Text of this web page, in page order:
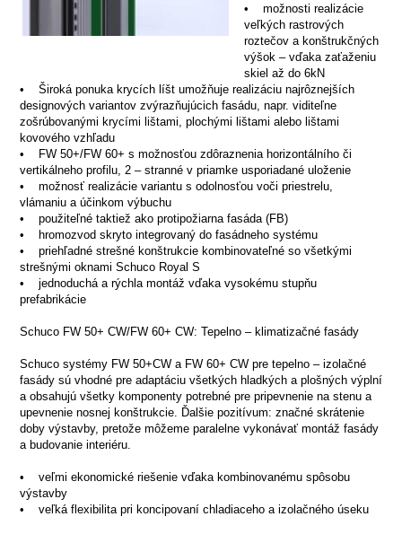
• možnosti realizácie
veľkých rastrových
roztečov a konštrukčných
výšok – vďaka zaťaženiu
skiel až do 6kN
• Široká ponuka krycích líšt umožňuje realizáciu najrôznejších
designových variantov zvýrazňujúcich fasádu, napr. viditeľne
zošrúbovanými krycími lištami, plochými lištami alebo lištami
kovového vzhľadu
• FW 50+/FW 60+ s možnosťou zdôraznenia horizontálního či
vertikálneho profilu, 2 – stranné v priamke usporiadané uloženie
• možnosť realizácie variantu s odolnosťou voči priestrelu,
vlámaniu a účinkom výbuchu
• použiteľné taktiež ako protipožiarna fasáda (FB)
• hromozvod skryto integrovaný do fasádneho systému
• priehľadné strešné konštrukcie kombinovateľné so všetkými
strešnými oknami Schuco Royal S
• jednoduchá a rýchla montáž vďaka vysokému stupňu
prefabrikácie
Schuco FW 50+ CW/FW 60+ CW: Tepelno – klimatizačné fasády
Schuco systémy FW 50+CW a FW 60+ CW pre tepelno – izolačné
fasády sú vhodné pre adaptáciu všetkých hladkých a plošných výplní
a obsahujú všetky komponenty potrebné pre pripevnenie na stenu a
upevnenie nosnej konštrukcie. Ďalšie pozitívum: značné skrátenie
doby výstavby, pretože môžeme paralelne vykonávať montáž fasády
a budovanie interiéru.
• veľmi ekonomické riešenie vďaka kombinovanému spôsobu
výstavby
• veľká flexibilita pri koncipovaní chladiaceho a izolačného úseku